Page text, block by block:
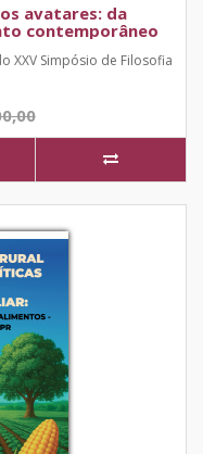
avatares: da
contemporâneo
XXV Simpósio de Filosofia